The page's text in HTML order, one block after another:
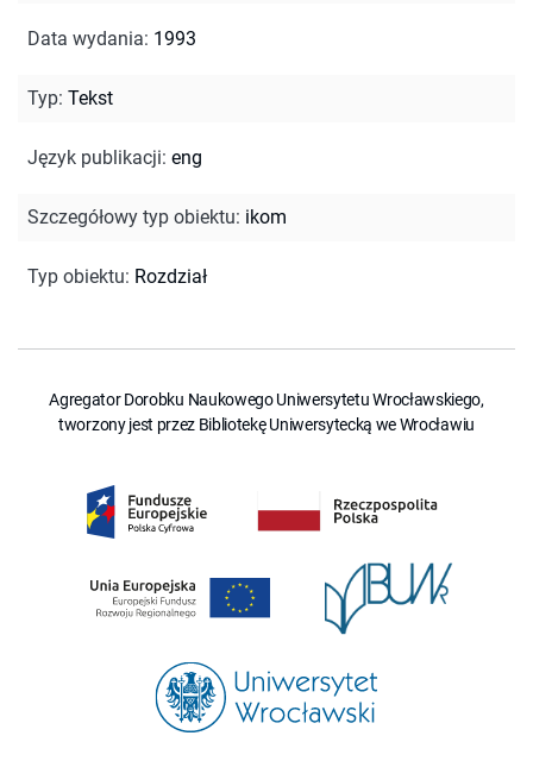
Data wydania: 1993
Typ: Tekst
Język publikacji: eng
Szczegółowy typ obiektu: ikom
Typ obiektu: Rozdział
Agregator Dorobku Naukowego Uniwersytetu Wrocławskiego,
tworzony jest przez Bibliotekę Uniwersytecką we Wrocławiu